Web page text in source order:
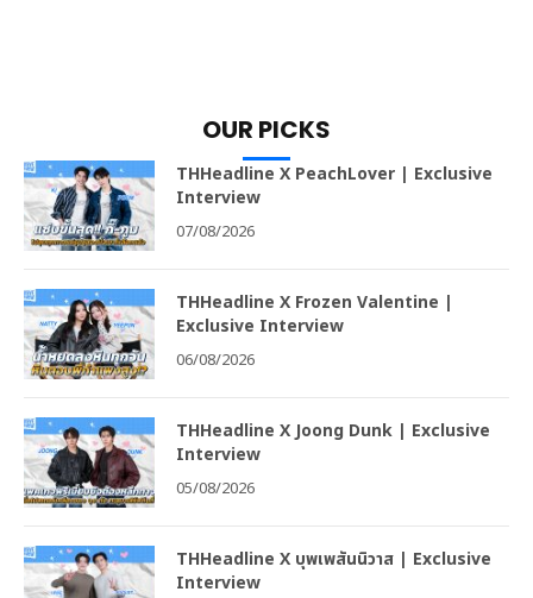
OUR PICKS
THHeadline X PeachLover | Exclusive
Interview
07/08/2026
THHeadline X Frozen Valentine |
Exclusive Interview
06/08/2026
THHeadline X Joong Dunk | Exclusive
Interview
05/08/2026
THHeadline X บุพเพสันนิวาส | Exclusive
Interview